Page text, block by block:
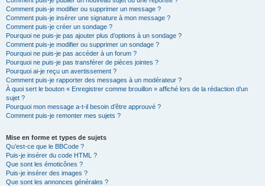
Comment puis-je modifier ou supprimer un message ?
Comment puis-je insérer une signature à mon message ?
Comment puis-je créer un sondage ?
Pourquoi ne puis-je pas ajouter plus d’options à un sondage ?
Comment puis-je modifier ou supprimer un sondage ?
Pourquoi ne puis-je pas accéder à un forum ?
Pourquoi ne puis-je pas transférer de pièces jointes ?
Pourquoi ai-je reçu un avertissement ?
Comment puis-je rapporter des messages à un modérateur ?
À quoi sert le bouton « Enregistrer comme brouillon » affiché lors de la rédaction d’un
sujet ?
Pourquoi mon message a-t-il besoin d’être approuvé ?
Comment puis-je remonter mes sujets ?
Mise en forme et types de sujets
Qu’est-ce que le BBCode ?
Puis-je insérer du code HTML ?
Que sont les émoticônes ?
Puis-je insérer des images ?
Que sont les annonces générales ?